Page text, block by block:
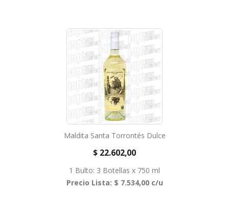
Maldita Santa Torrontés Dulce
$ 22.602,00
1 Bulto: 3 Botellas x 750 ml
Precio Lista: $ 7.534,00 c/u